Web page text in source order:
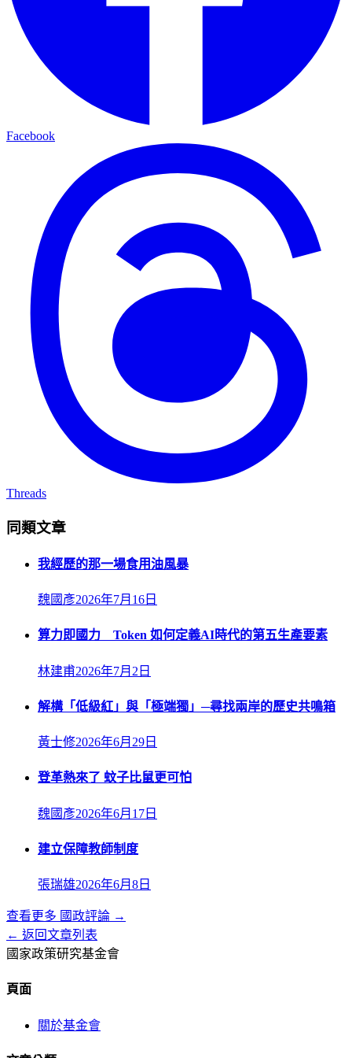
Facebook
Threads
同類文章
我經歷的那一場食用油風暴
魏國彥2026年7月16日
算力即國力 Token 如何定義AI時代的第五生產要素
林建甫2026年7月2日
解構「低級紅」與「極端獨」─尋找兩岸的歷史共鳴箱
黃士修2026年6月29日
登革熱來了 蚊子比鼠更可怕
魏國彥2026年6月17日
建立保障教師制度
張瑞雄2026年6月8日
查看更多 國政評論 →
← 返回文章列表
國家政策研究基金會
頁面
關於基金會